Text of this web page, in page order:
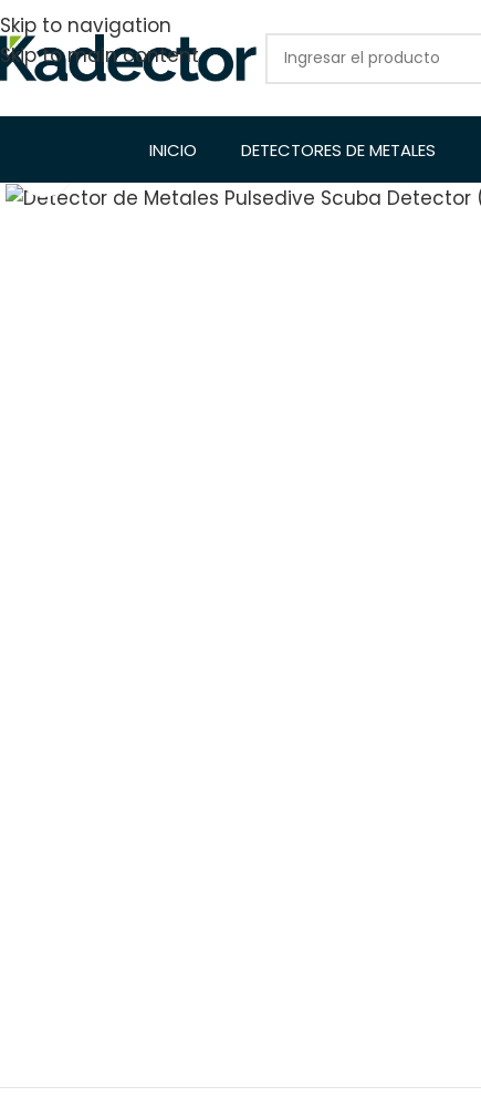
Skip to navigation
Skip to main content
INICIO DETECTORES DE METALES